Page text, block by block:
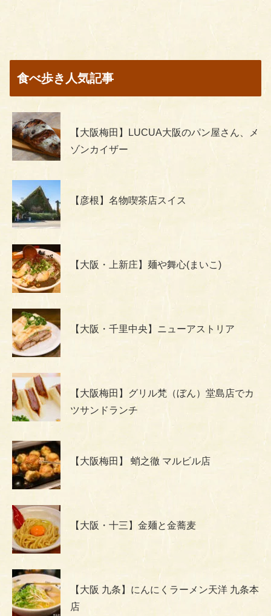
食べ歩き人気記事
【大阪梅田】LUCUA大阪のパン屋さん、メ
ゾンカイザー
【彦根】名物喫茶店スイス
【大阪・上新庄】麺や舞心(まいこ)
【大阪・千里中央】ニューアストリア
【大阪梅田】グリル梵（ぼん）堂島店でカ
ツサンドランチ
【大阪梅田】 蛸之徹 マルビル店
【大阪・十三】金麺と金蕎麦
【大阪 九条】にんにくラーメン天洋 九条本
店